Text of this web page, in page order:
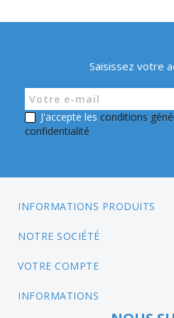
Saisissez votre
J'accepte les conditions
confidentialité
INFORMATIONS PRODUITS
NOTRE SOCIÉTÉ
VOTRE COMPTE
INFORMATIONS